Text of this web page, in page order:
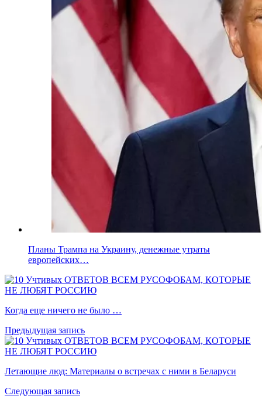
Планы Трампа на Украину, денежные утраты
европейских…
Когда еще ничего не было …
Предыдущая запись
Летающие люд: Материалы о встречах с ними в Беларуси
Следующая запись